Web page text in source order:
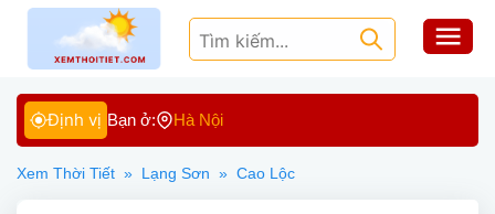
Định vị Bạn ở: Hà Nội
Xem Thời Tiết » Lạng Sơn » Cao Lộc